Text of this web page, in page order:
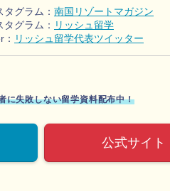
タグラム： 南国リゾートマガジン
タグラム： リッシュ留学
リッシュ留学代表ツイッター
に失敗しない留学資料配布中！
公式サイト